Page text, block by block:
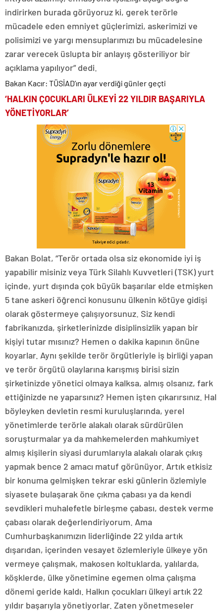
indirirken burada görüyoruz ki, gerek terörle
mücadele eden emniyet güçlerimizi, askerimizi ve
polisimizi ve yargı mensuplarımızı bu mücadelesine
zarar verecek üslupta bir anlayış gösteriliyor bir
açıklama yapılıyor” dedi.
Bakan Kacır: TÜSİAD’ın ayar verdiği günler geçti
‘HALKIN ÇOCUKLARI ÜLKEYİ 22 YILDIR BAŞARIYLA
YÖNETİYORLAR’
Bakan Bolat, “Terör ortada olsa siz ekonomide iyi iş
yapabilir misiniz veya Türk Silahlı Kuvvetleri (TSK) yurt
içinde, yurt dışında çok büyük başarılar elde etmişken
5 tane askeri öğrenci konusunu ülkenin kötüye gidişi
olarak göstermeye çalışıyorsunuz. Siz kendi
fabrikanızda, şirketlerinizde disiplinsizlik yapan bir
kişiyi tutar mısınız? Hemen o dakika kapının önüne
koyarlar. Aynı şekilde terör örgütleriyle iş birliği yapan
ve terör örgütü olaylarına karışmış birisi sizin
şirketinizde yönetici olmaya kalksa, almış olsanız, fark
ettiğinizde ne yaparsınız? Hemen işten çıkarırsınız. Hal
böyleyken devletin resmi kuruluşlarında, yerel
yönetimlerde terörle alakalı olarak sürdürülen
soruşturmalar ya da mahkemelerden mahkumiyet
almış kişilerin siyasi durumlarıyla alakalı olarak çıkış
yapmak bence 2 amacı matuf görünüyor. Artık etkisiz
bir konuma gelmişken tekrar eski günlerin özlemiyle
siyasete bulaşarak öne çıkma çabası ya da kendi
sevdikleri muhalefetle birleşme çabası, destek verme
çabası olarak değerlendiriyorum. Ama
Cumhurbaşkanımızın liderliğinde 22 yılda artık
dışarıdan, içerinden vesayet özlemleriyle ülkeye yön
vermeye çalışmak, makosen koltuklarda, yalılarda,
köşklerde, ülke yönetimine egemen olma çalışma
dönemi geride kaldı. Halkın çocukları ülkeyi artık 22
yıldır başarıyla yönetiyorlar. Zaten yönetmeseler